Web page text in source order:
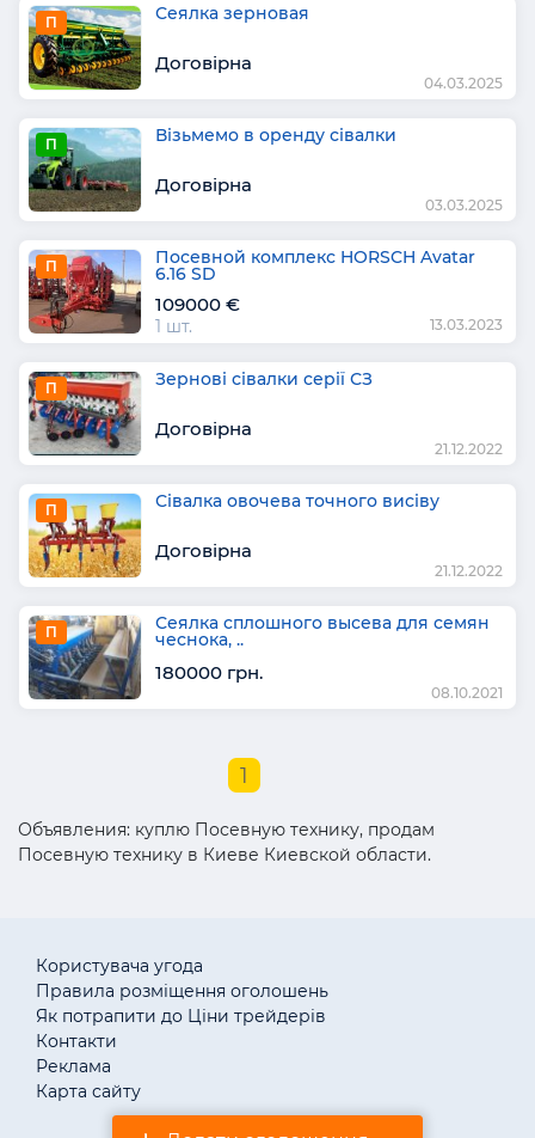
П Сеялка зерновая
Договірна
04.03.2025
П Візьмемо в оренду сівалки
Договірна
03.03.2025
П Посевной комплекс HORSCH Avatar
6.16 SD
109000 €
1 шт. 13.03.2023
П Зернові сівалки серії СЗ
Договірна
21.12.2022
П Сівалка овочева точного висіву
Договірна
21.12.2022
П Сеялка сплошного высева для семян
чеснока, ..
180000 грн.
08.10.2021
1
Объявления: куплю Посевную технику, продам
Посевную технику в Киеве Киевской области.
Користувача угода
Правила розміщення оголошень
Як потрапити до Ціни трейдерів
Контакти
Реклама
Карта сайту